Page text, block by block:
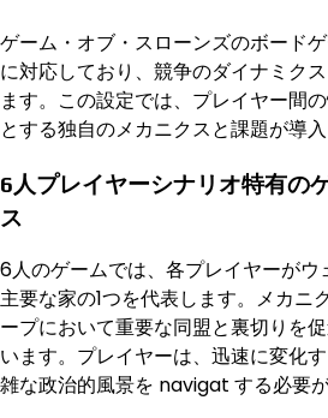
ゲーム・オブ・スローンズのボード
に対応しており、競争のダイナミク
ます。この設定では、プレイヤー間
とする独自のメカニクスと課題が導入
6人プレイヤーシナリオ特有の
ス
6人のゲームでは、各プレイヤーがウ
主要な家の1つを代表します。メカニ
ープにおいて重要な同盟と裏切りを
います。プレイヤーは、迅速に変化
雑な政治的風景を navigat する必要が